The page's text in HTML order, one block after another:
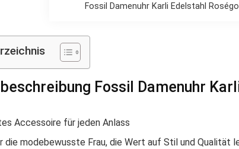
Fossil Damenuhr Karli Edelstahl
Fossil Damenuhr
Accessoire für jeden Anlass
modebewusste Frau, die Wert auf Stil und Qualität